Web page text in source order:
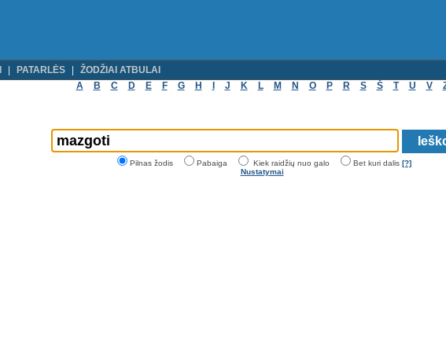
PATARLĖS
ŽODŽIAI ATBULAI
A
B C D E F G H J K L M N O P R S Š T U V
Pilnas žodis Pabaiga Kiek raidžių nuo galo Bet kuri dalis [?]
Nustatymai